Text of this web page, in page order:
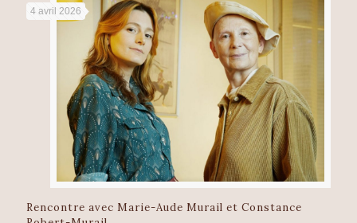
4 avril 2026
Rencontre avec Marie-Aude Murail et Constance